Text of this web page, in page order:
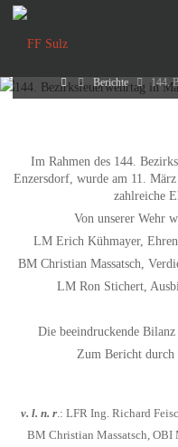
HomeBerichte 144.
Im Rahmen des 144.
Enzersdorf, wurde am 11. März
zahlreiche
Von unserer Wehr
LM Erich Kühmayer,
BM Christian Massatsch,
LM Ron Stichert,
Die beeindruckende
Zum Bericht durch
v. l. n. r .: LFR Ing. Richard
BM Christian Massatsch, OBI